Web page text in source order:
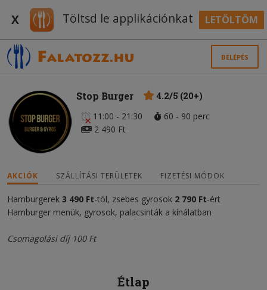
X Töltsd le applikációnkat LETÖLTÖM
BELÉPÉS
Stop Burger
4.2/5 (20+)
11:00 - 21:30
60 - 90 perc
2 490 Ft
AKCIÓK SZÁLLÍTÁSI TERÜLETEK FIZETÉSI MÓDOK
Hamburgerek 3 490 Ft-tól, zsebes gyrosok 2 790 Ft-ért
Hamburger menük, gyrosok, palacsinták a kínálatban
Csomagolási díj 100 Ft
Étlap